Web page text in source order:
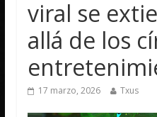
viral se
allá de los
17 marzo, 2026 Txus